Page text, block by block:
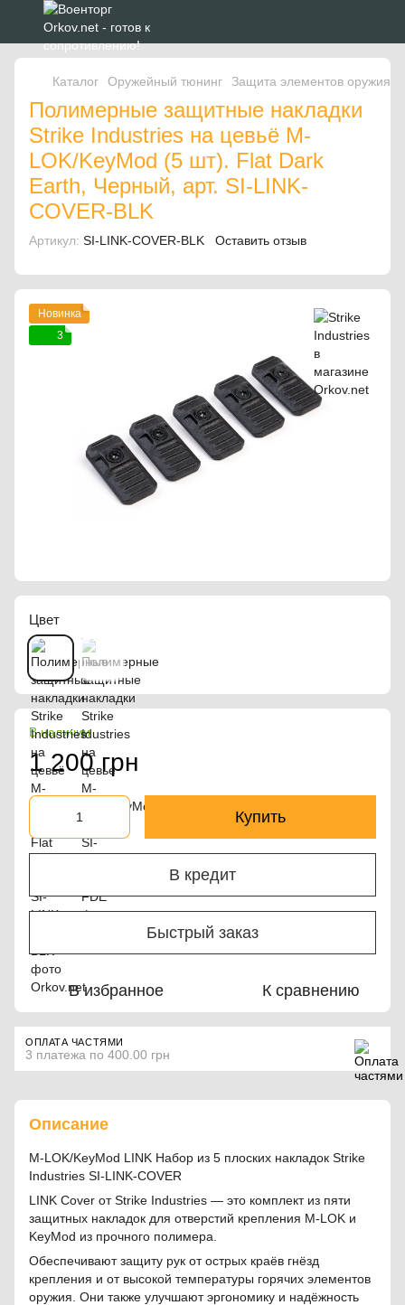
Каталог Оружейный тюнинг Защита элементов оружия
Полимерные защитные накладки
Strike Industries на цевьё M-
LOK/KeyMod (5 шт). Flat Dark
Earth, Черный, арт. SI-LINK-
COVER-BLK
Артикул: SI-LINK-COVER-BLK Оставить отзыв
Новинка
3
Цвет
В наличии
1 200 грн
Купить
В кредит
Быстрый заказ
В избранное К сравнению
ОПЛАТА ЧАСТЯМИ
3 платежа по 400.00 грн
Описание
M-LOK/KeyMod LINK Набор из 5 плоских накладок Strike
Industries SI-LINK-COVER
LINK Cover от Strike Industries — это комплект из пяти
защитных накладок для отверстий крепления M-LOK и
KeyMod из прочного полимера.
Обеспечивают защиту рук от острых краёв гнёзд
крепления и от высокой температуры горячих элементов
оружия. Они также улучшают эргономику и надёжность